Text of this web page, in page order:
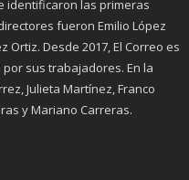
identificaron las primeras
fueron Emilio López
Ortiz. Desde 2017, El Correo es
sus trabajadores. En la
Julieta Martínez, Franco
y Mariano Carreras.